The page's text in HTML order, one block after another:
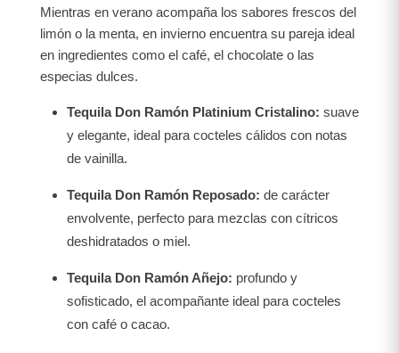
Mientras en verano acompaña los sabores frescos del
limón o la menta, en invierno encuentra su pareja ideal
en ingredientes como el café, el chocolate o las
especias dulces.
Tequila Don Ramón Platinium Cristalino: suave
y elegante, ideal para cocteles cálidos con notas
de vainilla.
Tequila Don Ramón Reposado: de carácter
envolvente, perfecto para mezclas con cítricos
deshidratados o miel.
Tequila Don Ramón Añejo: profundo y
sofisticado, el acompañante ideal para cocteles
con café o cacao.